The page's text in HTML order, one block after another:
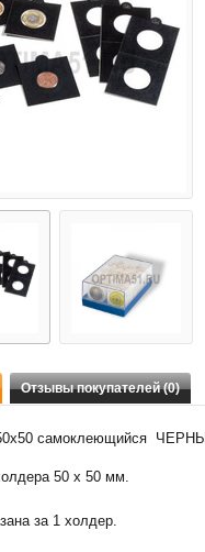
Отзывы покупателей (0)
самоклеющийся
50 х 50 мм.
за 1 холдер.